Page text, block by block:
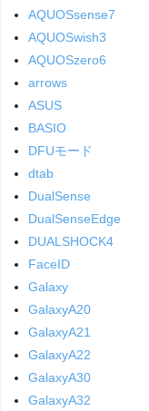
AQUOSsense7
AQUOSwish3
AQUOSzero6
arrows
ASUS
BASIO
DFUモード
dtab
DualSense
DualSenseEdge
DUALSHOCK4
FaceID
Galaxy
GalaxyA20
GalaxyA21
GalaxyA22
GalaxyA30
GalaxyA32